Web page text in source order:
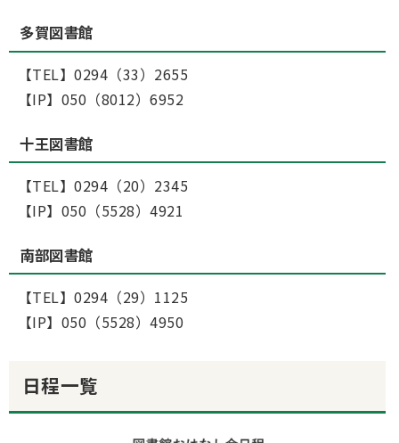
多賀図書館
【TEL】0294（33）2655
【IP】050（8012）6952
十王図書館
【TEL】0294（20）2345
【IP】050（5528）4921
南部図書館
【TEL】0294（29）1125
【IP】050（5528）4950
日程一覧